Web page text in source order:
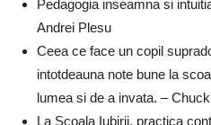
Pedagogia inseamna si
Andrei Plesu
Ceea ce face un copil
intotdeauna note bune la
lumea si de a invata. –
La Scoala Iubirii, practica